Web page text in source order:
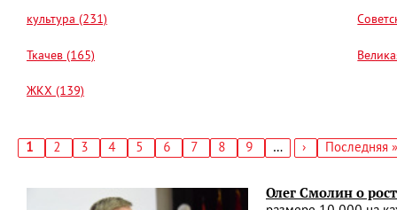
культура (231)
Ткачев (165)
ЖКХ (139)
Текущая
1 Страница
2 Страница
3 Страница
4 Страница
5 Страница
6 Страница
7 Страница
8 Страница
9 …
Следующая
›
Последняя
Последняя »
Олег Смолин о